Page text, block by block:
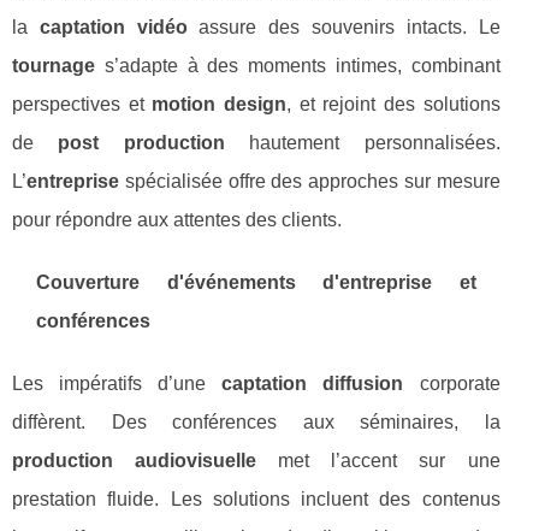
la captation vidéoassure des souvenirs intacts. Le
tournage s’adapte à des moments intimes, combinant
perspectives et motion design, et rejoint des solutions
de post production hautement personnalisées.
L’entreprise spécialisée offre des approches sur mesure
pour répondre aux attentes des clients.
Couverture d'événements d'entreprise et
conférences
Les impératifs d’unecaptation diffusion corporate
diffèrent. Des conférences aux séminaires, la
production audiovisuelle met l’accent sur une
prestation fluide. Les solutions incluent des contenus